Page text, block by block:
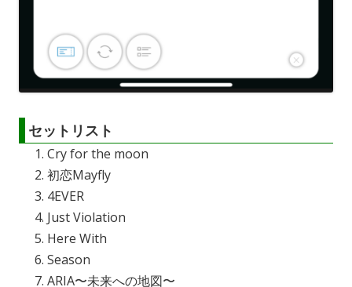
セットリスト
Cry for the moon
初恋Mayfly
4EVER
Just Violation
Here With
Season
ARIA〜未来への地図〜